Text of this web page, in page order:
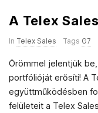
A Telex
In Telex Sales Tags G7
Örömmel jelentjük
portfólióját erősíti! A
együttműködésben
felületeit a Telex